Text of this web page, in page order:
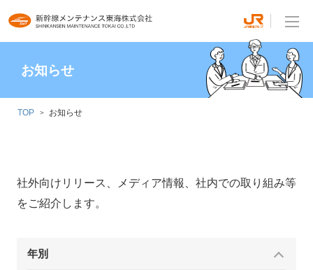
お知らせ
TOP お知らせ
社外向けリリース、メディア情報、社内での取り組み等
をご紹介します。
年別